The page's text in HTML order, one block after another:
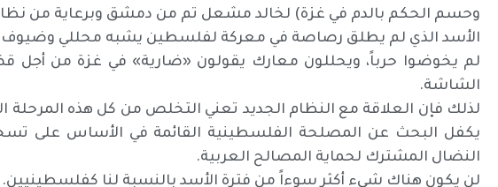
وحسم الحكم بالدم في غزة) لخالد مشعل تم من دمشق وبرعاية من
الأسد الذي لم يطلق رصاصة في معركة لفلسطين يشبه محللي وضيوف
لم يخوضوا حرباً، ويحللون معارك يقولون «ضارية» في غزة من أجل
الشاشة.
لذلك فإن العلاقة مع النظام الجديد تعني التخلص من كل هذه المرحلة
يكفل البحث عن المصلحة الفلسطينية القائمة في الأساس على
النضال المشترك لحماية المصالح العربية.
لن يكون هناك شيء أكثر سوءاً من فترة الأسد بالنسبة لنا كفلسطينيين.